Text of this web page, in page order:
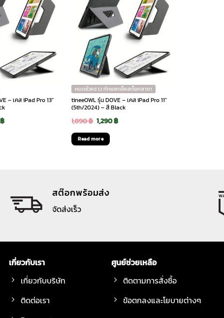
– เคส iPad Pro 13″
฿Current
หมดชั่วคราว ทักแชทเช็คสต๊อกสาขา
tineeOWL รุ่น DOVE – เคส iPad Pro 11″
(5th/2024) – สี Black
1,890฿ Original
price
was:
1,290฿Current
Read more
สต๊อกพร้อมส่ง
จัดส่งเร็ว
เกี่ยวกับเรา
เกี่ยวกับบริษัท
ติดต่อเรา
ศูนย์ช่วยเหลือ
ติดตามการสั่งซื้อ
ข้อตกลงและโยบายต่างๆ